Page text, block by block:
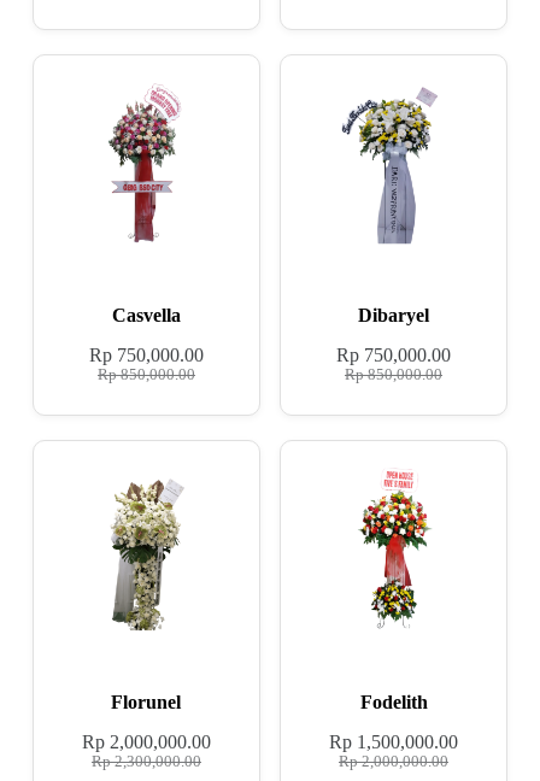
Casvella
Rp850,000.00
Rp750,000.00
Dibaryel
Rp850,000.00
Rp 750,000.00
Florunel
Rp2,300,000.00
Rp2,000,000.00
Fodelith
Rp2,000,000.00
Rp 1,500,000.00